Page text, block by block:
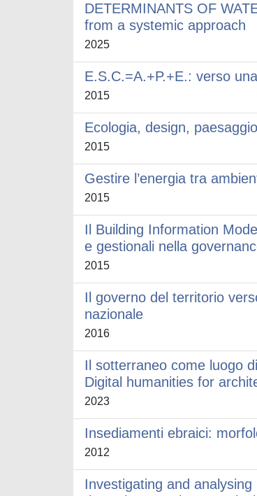
DETERMINANTS OF
from a systemic approach
2025
E.S.C.=A.+P.+E.: verso
2015
Ecologia, design, paesaggio
2015
Gestire l’energia tra
2015
Il Building Information
e gestionali nella
2015
Il governo del territorio
nazionale
2016
Il sotterraneo come luogo
Digital humanities for
2023
Insediamenti ebraici:
2012
Investigating and